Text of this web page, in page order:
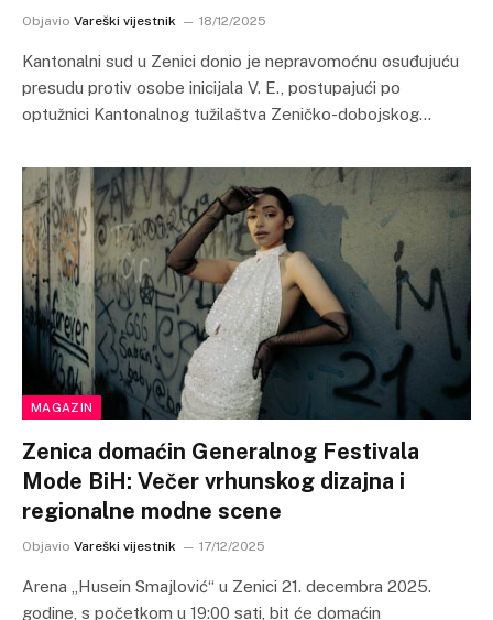
Objavio Vareški vijestnik 18/12/2025
Kantonalni sud u Zenici donio je nepravomoćnu osuđujuću
presudu protiv osobe inicijala V. E., postupajući po
optužnici Kantonalnog tužilaštva Zeničko-dobojskog…
MAGAZIN
Zenica domaćin Generalnog Festivala
Mode BiH: Večer vrhunskog dizajna i
regionalne modne scene
Objavio Vareški vijestnik 17/12/2025
Arena „Husein Smajlović“ u Zenici 21. decembra 2025.
godine, s početkom u 19:00 sati, bit će domaćin